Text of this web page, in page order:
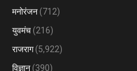
मनोरंजन (712)
युवमंच (216)
राजराग(5,922)
विज्ञान (390)